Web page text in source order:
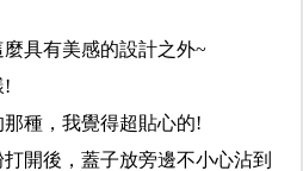
具有美感的設計之外~
!
種，我覺得超貼心的!
開後，蓋子放旁邊不小心沾到